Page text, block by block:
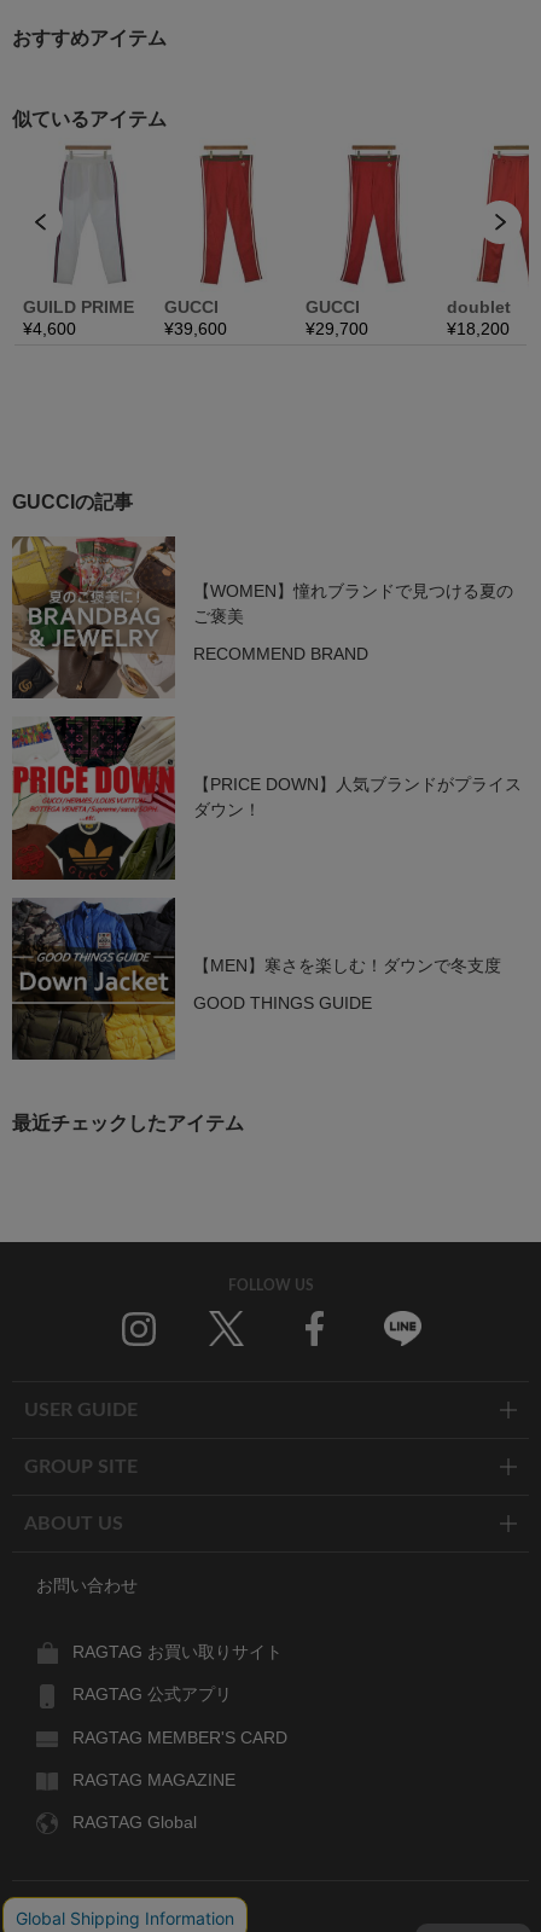
おすすめアイテム
GUCCIの記事
【WOMEN】憧れブランドで見つける夏の
ご褒美
RECOMMEND BRAND
【PRICE DOWN】人気ブランドがプライス
ダウン！
【MEN】寒さを楽しむ！ダウンで冬支度
GOOD THINGS GUIDE
最近チェックしたアイテム
FOLLOW US
USER GUIDE
GROUP SITE
ABOUT US
お問い合わせ
RAGTAG お買い取りサイト
RAGTAG 公式アプリ
RAGTAG MEMBER'S CARD
RAGTAG MAGAZINE
RAGTAG Global